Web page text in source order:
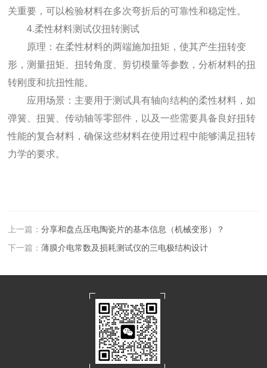
关重要，可以检验材料在多次弯折后的可靠性和稳定性。
4.柔性材料测试仪扭转测试
原理：在柔性材料的两端施加扭矩，使其产生扭转变
形，测量扭矩、扭转角度、剪切模量等参数，分析材料的扭
转刚度和抗扭性能。
应用场景：主要用于测试具有轴向结构的柔性材料，如
弹簧、扭簧、传动轴等零部件，以及一些需要具备良好扭转
性能的复合材料，确保这些材料在使用过程中能够满足扭转
力学的要求。
上一篇：分享和盘点压电陶瓷片的基本信息（机械变形）？
下一篇：薄膜介电常数及损耗测试仪的三电极结构设计